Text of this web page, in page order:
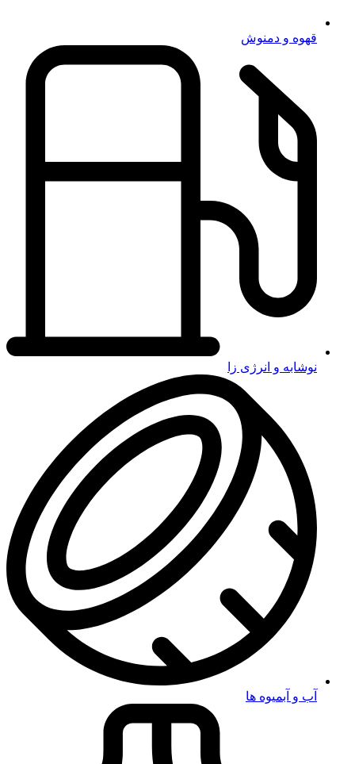
قهوه و دمنوش
نوشابه و انرژی زا
آب و آبمیوه ها